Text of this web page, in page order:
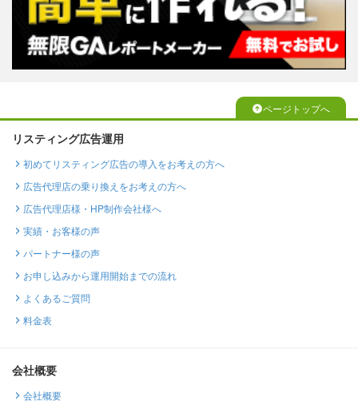
ページトップへ
リスティング広告運用
初めてリスティング広告の導入をお考えの方へ
広告代理店の乗り換えをお考えの方へ
広告代理店様・HP制作会社様へ
実績・お客様の声
パートナー様の声
お申し込みから運用開始までの流れ
よくあるご質問
料金表
会社概要
会社概要